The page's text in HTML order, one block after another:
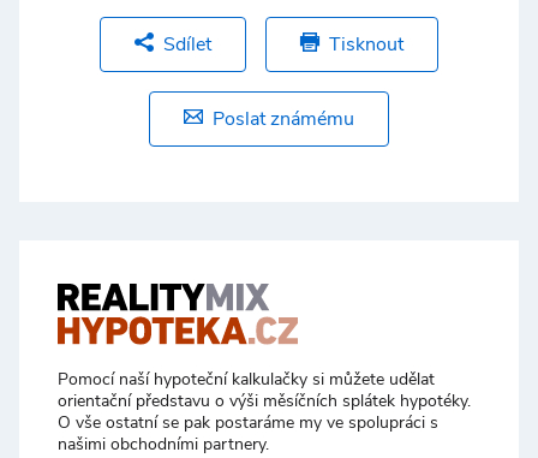
Sdílet Tisknout
Poslat známému
Pomocí naší hypoteční kalkulačky si můžete udělat
orientační představu o výši měsíčních splátek hypotéky.
O vše ostatní se pak postaráme my ve spolupráci s
našimi obchodními partnery.